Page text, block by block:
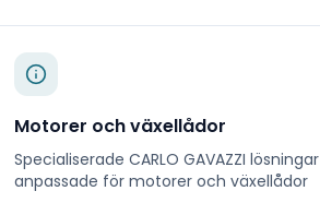
Motorer och växellådor
Specialiserade CARLO GAVAZZI lösningar
anpassade för motorer och växellådor